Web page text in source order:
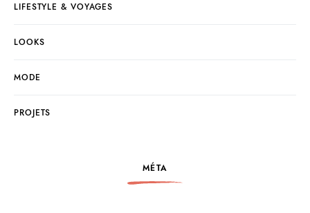
LIFESTYLE & VOYAGES
LOOKS
MODE
PROJETS
MÉTA